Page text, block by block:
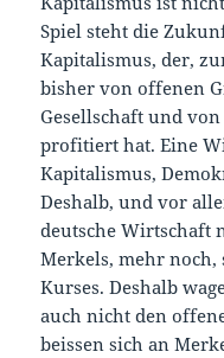
Spiel steht die
Kapitalismus, der,
bisher von offenen
Gesellschaft und
profitiert hat. Eine
Kapitalismus,
Deshalb, und vor
deutsche Wirtschaft
Merkels, mehr noch,
Kurses. Deshalb
auch nicht den
beissen sich an